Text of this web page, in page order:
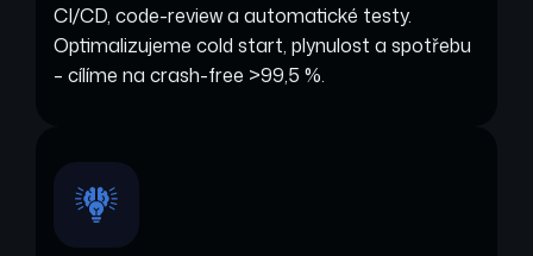
CI/CD, code-review a automatické testy.
Optimalizujeme cold start, plynulost a spotřebu
– cílíme na crash-free >99,5 %.